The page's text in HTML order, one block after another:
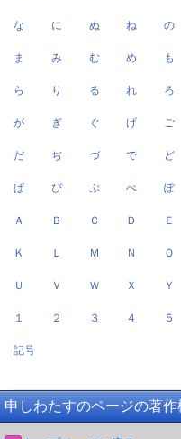
な に ぬ ね の
ま み む め も
ら り る れ ろ
が ぎ ぐ げ ご
だ ぢ づ で ど
ぱ ぴ ぷ ぺ ぽ
Ａ Ｂ Ｃ Ｄ Ｅ
Ｋ Ｌ Ｍ Ｎ Ｏ
Ｕ Ｖ Ｗ Ｘ Ｙ
１ ２ ３ ４ ５
記号
申しわたすのページの著作